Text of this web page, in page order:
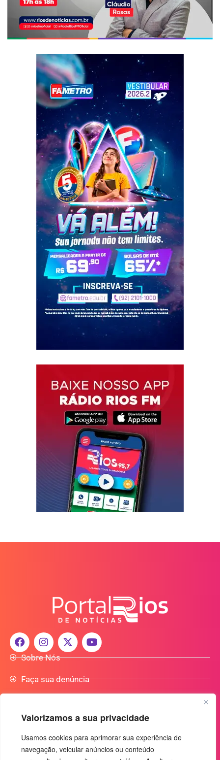
Valorizamos a sua privacidade
Usamos cookies para aprimorar sua experiência de
navegação, veicular anúncios ou conteúdo
Sobre Nós
Faça sua denúncia
Anuncie Conosco
+55 (92) 3085-7464